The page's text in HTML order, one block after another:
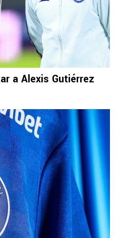
a Alexis Gutiérrez